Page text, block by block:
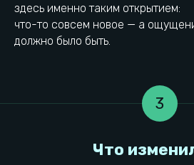
здесь именно таким открытием:
что-то совсем новое — а
должно было быть.
3